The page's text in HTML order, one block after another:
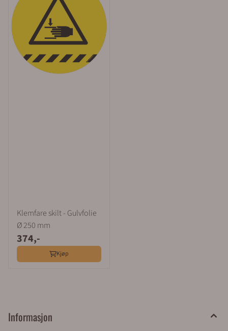
Klemfare skilt - Gulvfolie
Ø 250 mm
374,-
Kjøp
Informasjon